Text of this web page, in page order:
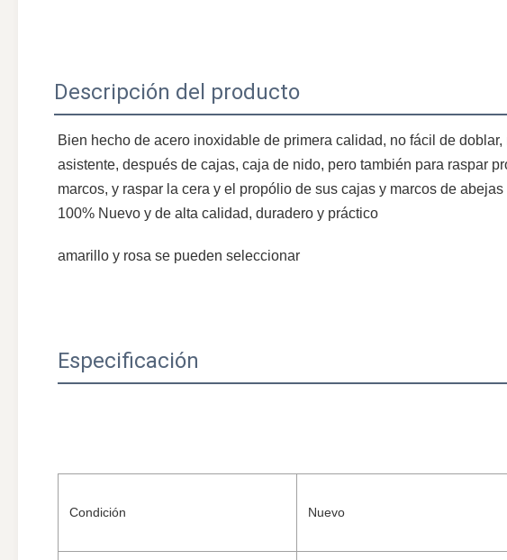
Descripción del producto
Bien hecho de acero inoxidable de primera calidad, no fácil de
asistente, después de cajas, caja de nido, pero también para raspar
marcos, y raspar la cera y el propólio de sus cajas y marcos de abejas
100% Nuevo y de alta calidad, duradero y práctico
amarillo y rosa se pueden seleccionar
Especificación
Condición Nuevo